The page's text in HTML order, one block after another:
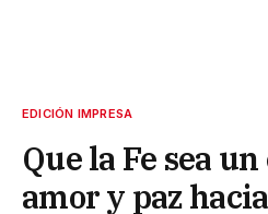
EDICIÓN IMPRESA
Que la Fe sea
amor y paz